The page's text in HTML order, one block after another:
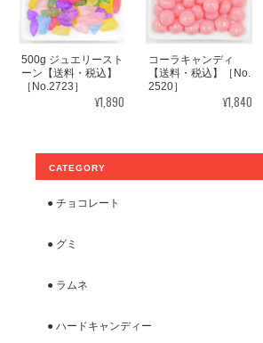
500g ジュエリースト
ーン【送料・税込】
［No.2723］
¥1,890
コーラキャンディ
【送料・税込】［No.
2520］
¥1,840
CATEGORY
● チョコレート
● グミ
● ラムネ
● ハードキャンディー